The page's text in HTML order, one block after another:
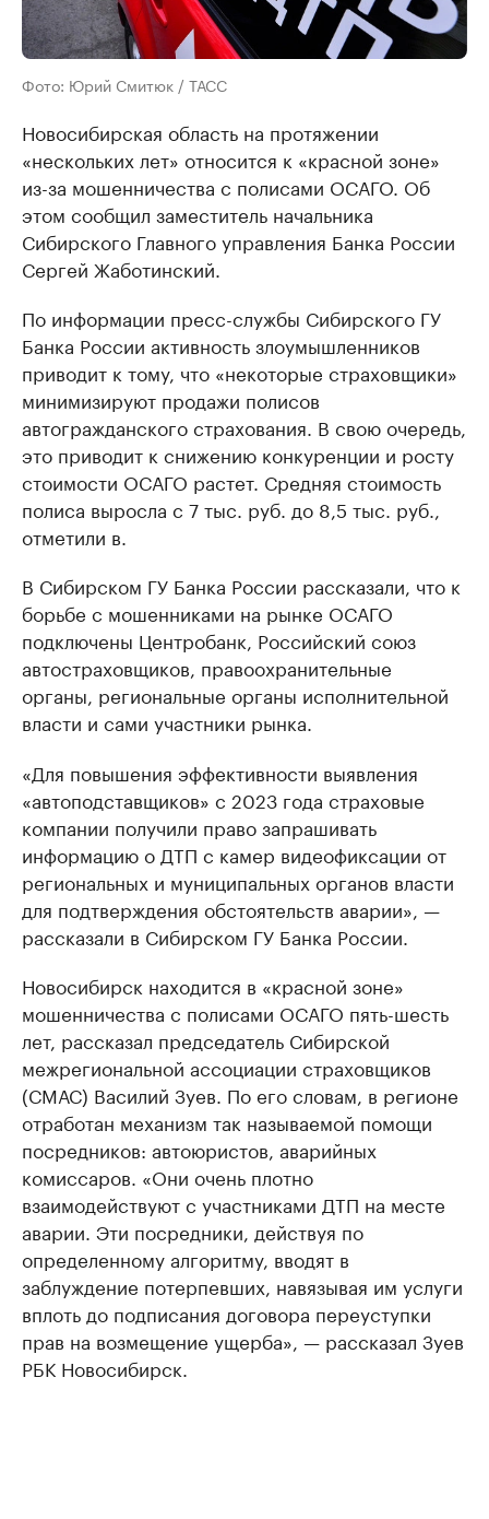
Фото: Юрий Смитюк / ТАСС
Новосибирская область на протяжении
«нескольких лет» относится к «красной зоне»
из-за мошенничества с полисами ОСАГО. Об
этом сообщил заместитель начальника
Сибирского Главного управления Банка России
Сергей Жаботинский.
По информации пресс-службы Сибирского ГУ
Банка России активность злоумышленников
приводит к тому, что «некоторые страховщики»
минимизируют продажи полисов
автогражданского страхования. В свою очередь,
это приводит к снижению конкуренции и росту
стоимости ОСАГО растет. Средняя стоимость
полиса выросла с 7 тыс. руб. до 8,5 тыс. руб.,
отметили в.
В Сибирском ГУ Банка России рассказали, что к
борьбе с мошенниками на рынке ОСАГО
подключены Центробанк, Российский союз
автостраховщиков, правоохранительные
органы, региональные органы исполнительной
власти и сами участники рынка.
«Для повышения эффективности выявления
«автоподставщиков» с 2023 года страховые
компании получили право запрашивать
информацию о ДТП с камер видеофиксации от
региональных и муниципальных органов власти
для подтверждения обстоятельств аварии», —
рассказали в Сибирском ГУ Банка России.
Новосибирск находится в «красной зоне»
мошенничества с полисами ОСАГО пять-шесть
лет, рассказал председатель Сибирской
межрегиональной ассоциации страховщиков
(СМАС) Василий Зуев. По его словам, в регионе
отработан механизм так называемой помощи
посредников: автоюристов, аварийных
комиссаров. «Они очень плотно
взаимодействуют с участниками ДТП на месте
аварии. Эти посредники, действуя по
определенному алгоритму, вводят в
заблуждение потерпевших, навязывая им услуги
вплоть до подписания договора переуступки
прав на возмещение ущерба», — рассказал Зуев
РБК Новосибирск.